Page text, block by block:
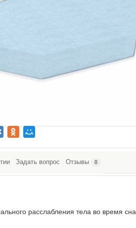
Задать вопрос Отзывы 0
расслабления тела во время сна.